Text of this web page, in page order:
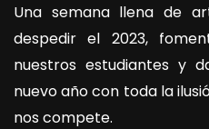
Una semana llena de
despedir el 2023,
nuestros estudiantes y
nuevo año con toda la
nos compete.